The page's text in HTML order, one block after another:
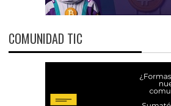
COMUNIDAD TIC